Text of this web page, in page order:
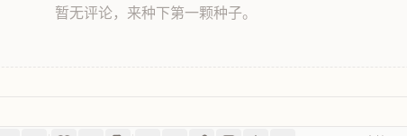
暂无评论，来种下第一颗种子。